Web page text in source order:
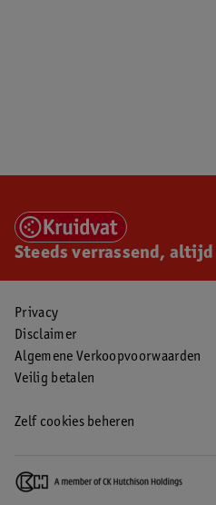
Steeds verrassend,
Privacy
Disclaimer
Algemene Verkoopvoorwaarden
Veilig betalen
Zelf cookies beheren